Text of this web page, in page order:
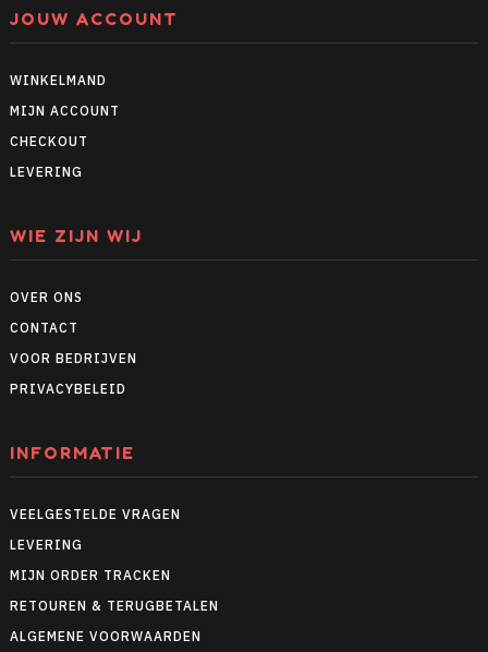
JOUW ACCOUNT
WINKELMAND
MIJN ACCOUNT
CHECKOUT
LEVERING
WIE ZIJN WIJ
OVER ONS
CONTACT
VOOR BEDRIJVEN
PRIVACYBELEID
INFORMATIE
VEELGESTELDE VRAGEN
LEVERING
MIJN ORDER TRACKEN
RETOUREN & TERUGBETALEN
ALGEMENE VOORWAARDEN